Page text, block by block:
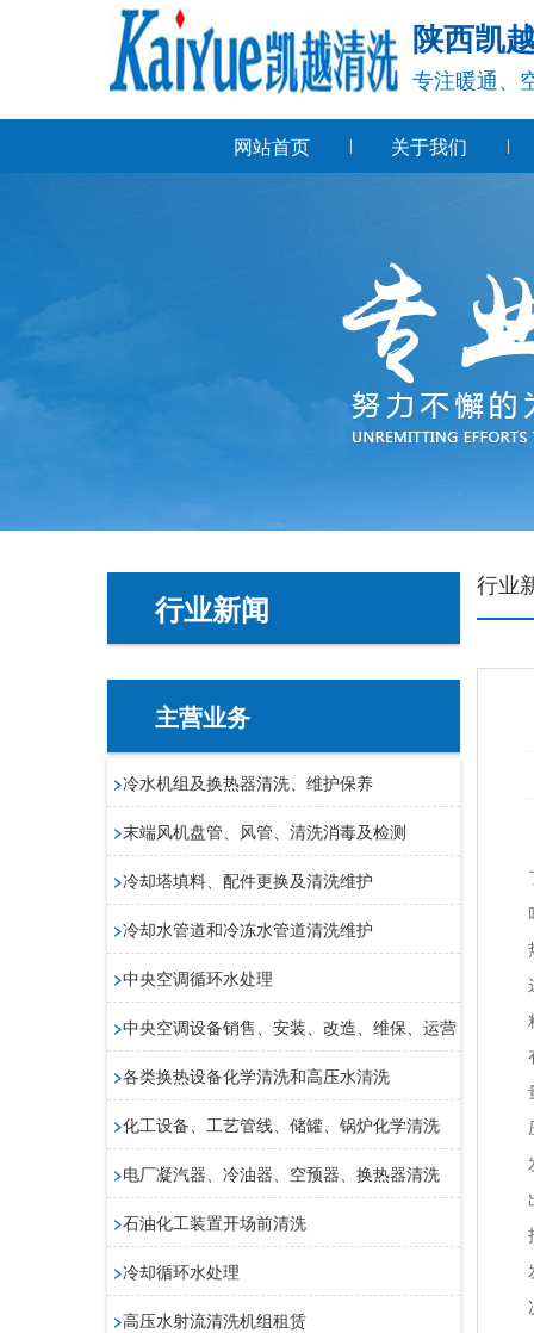
陕西凯
专注暖通、
网站首页 关于我们
行业新闻
主营业务
>冷水机组及换热器清洗、维护保养
>末端风机盘管、风管、清洗消毒及检测
>冷却塔填料、配件更换及清洗维护
>冷却水管道和冷冻水管道清洗维护
>中央空调循环水处理
>中央空调设备销售、安装、改造、维保、运营
>各类换热设备化学清洗和高压水清洗
>化工设备、工艺管线、储罐、锅炉化学清洗
>电厂凝汽器、冷油器、空预器、换热器清洗
>石油化工装置开场前清洗
>冷却循环水处理
>高压水射流清洗机组租赁
行业